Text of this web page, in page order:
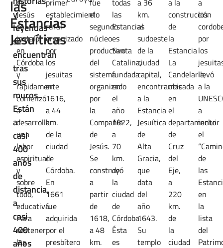
las
Estancias
Jesuíticas
y
leyendas
se
encuentran
tras
sus
muros.
Están
a
casi
400
años
de
distancia,
a
casi
400
años
de
Jesús
se
instaló
en
Córdoba
y
rápidamente
comenzó
a
desarrollar
una
labor
espiritual
y
sobre
todo,
educativa.
Para
sostener
las
primer
establecimiento
rural
organizado
por
los
jesuitas
en
1616,
a 44
km.
de la
ciudad
de
Córdoba.
En
1661
fue
adquirida
por el
presbítero
fue
el
segundo
núcleo
productivo
del
sistema
organizado
por
la
Compañía
de
Jesús.
Se
construyó
a
partir
de
1618,
a 48
km.
todas
las
Estancias
es
Santa
Catalina,
fundada
en
el
año
1622,
a
70
km.
de
la
ciudad
de
Córdoba.
Ésta
es
a 36
km.
al
sudoeste
de la
ciudad
capital,
encontramos
a la
Estancia
Jesuítica
de
Alta
Gracia,
que
data
del
año
1643.
Su
templo
a la
construcción
de
la
Estancia
La
Candelaria,
ubicada
en
el
departamento
de
Cruz
del
Eje,
a
220
km.
de
la
ciudad
a
los
por
los
llevó
a la
a
incluir
el
de
las
en
la
lista
del